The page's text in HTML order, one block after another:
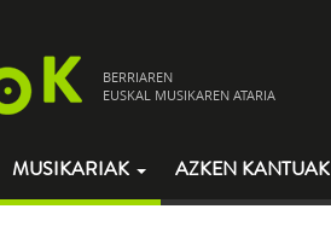
BERRIAREN
EUSKAL MUSIKAREN ATARIA
MUSIKARIAK AZKEN KANTUAK